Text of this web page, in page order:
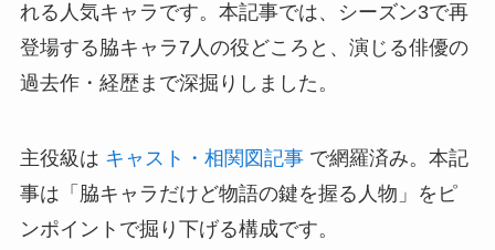
れる人気キャラです。本記事では、シーズン3で再
登場する脇キャラ7人の役どころと、演じる俳優の
過去作・経歴まで深掘りしました。
主役級は キャスト・相関図記事で網羅済み。本記
事は「脇キャラだけど物語の鍵を握る人物」をピ
ンポイントで掘り下げる構成です。